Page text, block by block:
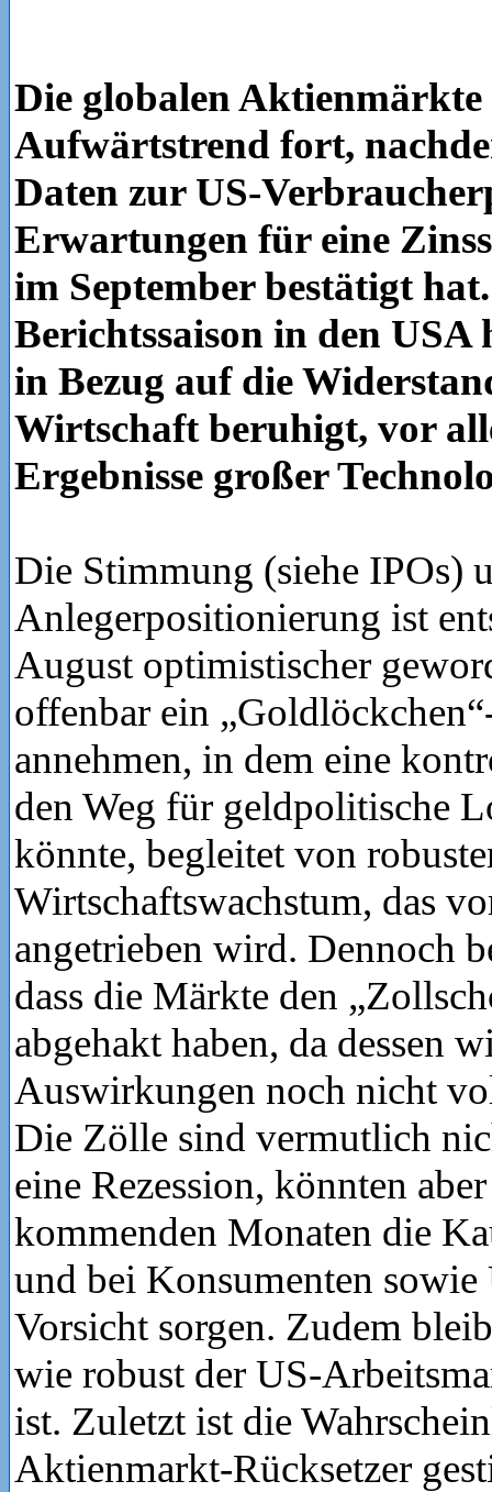
Die globalen Aktienmärkte
Aufwärtstrend fort,
Daten zur US-
Erwartungen für eine
im September bestätigt
Berichtssaison in den USA
in Bezug auf die
Wirtschaft beruhigt, vor
Ergebnisse großer
Die Stimmung (siehe IPOs)
Anlegerpositionierung ist
August optimistischer
offenbar ein
annehmen, in dem eine
den Weg für geldpolitische
könnte, begleitet von
Wirtschaftswachstum, das
angetrieben wird. Dennoch
dass die Märkte den
abgehakt haben, da dessen
Auswirkungen noch nicht
Die Zölle sind vermutlich
eine Rezession, könnten
kommenden Monaten die
und bei Konsumenten
Vorsicht sorgen. Zudem
wie robust der US-
ist. Zuletzt ist die
Aktienmarkt-Rücksetzer